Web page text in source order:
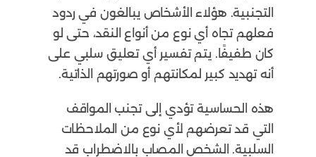
التجنبية. هؤلاء الأشخاص يبالغون في ردود
فعلهم تجاه أي نوع من أنواع النقد، حتى لو
كان طفيفًا. يتم تفسير أي تعليق سلبي على
أنه تهديد كبير لمكانتهم أو صورتهم الذاتية.
هذه الحساسية تؤدي إلى تجنب المواقف
التي قد تعرضهم لأي نوع من الملاحظات
السلبية. الشخص المصاب بالاضطراب قد